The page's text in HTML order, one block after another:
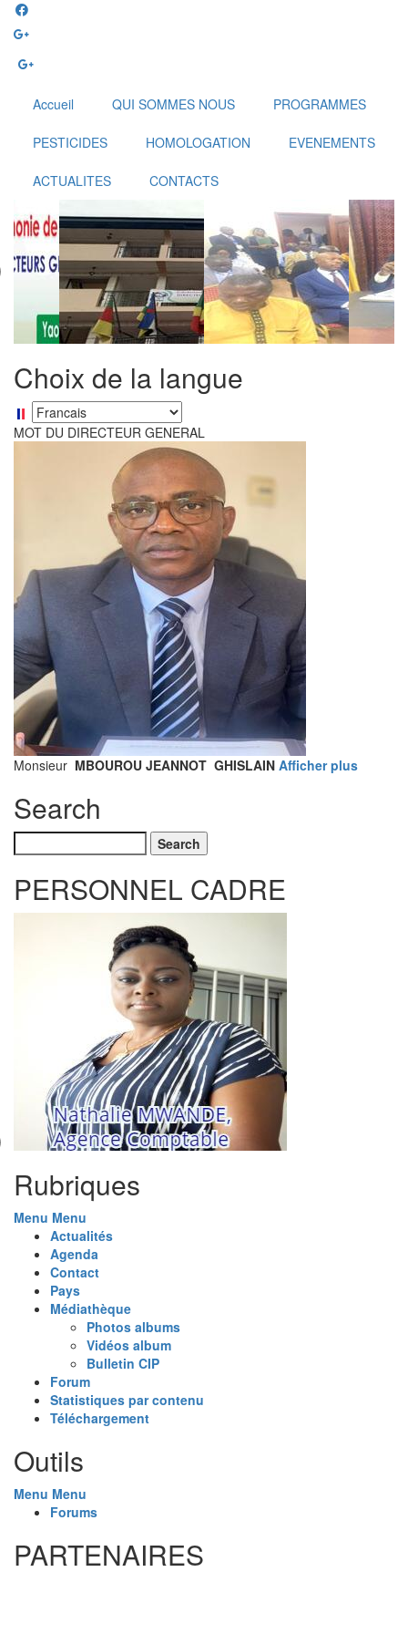
Aller
au
principal
Accueil QUI SOMMES NOUS PROGRAMMES
PESTICIDES HOMOLOGATION EVENEMENTS
ACTUALITES CONTACTS
Choix de la langue
Select
your
language
MOT DU DIRECTEUR GENERAL
Monsieur MBOUROU JEANNOT GHISLAIN Afficher plus
Search
PERSONNEL CADRE
Rubriques
Menu Menu
Actualités
Agenda
Contact
Pays
Médiathèque
Photos albums
Vidéos album
Bulletin CIP
Forum
Statistiques par contenu
Téléchargement
Outils
Menu Menu
Forums
PARTENAIRES